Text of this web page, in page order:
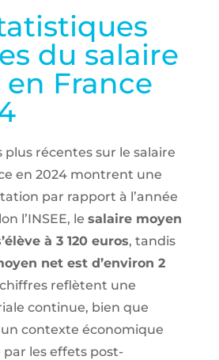
du salaire
France
plus récentes sur le salaire
en 2024 montrent une
par rapport à l’année
l’INSEE, le salaire moyen
à 3 120 euros, tandis
net est d’environ 2
chiffres reflètent une
continue, bien que
contexte économique
les effets post-